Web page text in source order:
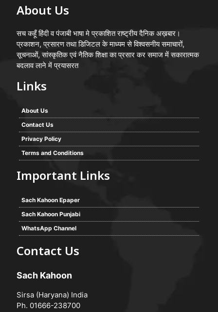
About Us
सच कहूँ हिंदी व पंजाबी भाषा मे प्रकाशित राष्ट्रीय दैनिक अख़बार।
प्रकाशन, प्रसारण तथा डिजिटल के माध्यम से विश्वसनीय समाचारों,
सूचनाओं, सांस्कृतिक एवं नैतिक शिक्षा का प्रसार कर समाज में सकारात्मक
बदलाव लाने में प्रयासरत
Links
About Us
Contact Us
Privacy Policy
Terms and Conditions
Important Links
Sach Kahoon Epaper
Sach Kahoon Punjabi
WhatsApp Channel
Contact Us
Sach Kahoon
Sirsa (Haryana) India
Ph. 01666-238700